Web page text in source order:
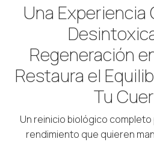
Una Experiencia
Regeneración
Restaura el
Tu
Un reinicio biológico
rendimiento que quieren